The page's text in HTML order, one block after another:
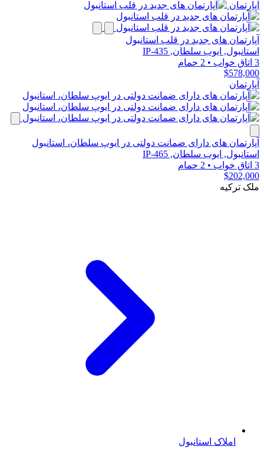
آپارتمان
آپارتمان های جدید در قلب استانبول
استانبول, ایوب سلطان, IP-435
3 اتاق خواب
• 2 حمام
$578,000
آپارتمان
آپارتمان های دارای ضمانت دولتی در ایوپ سلطان، استانبول
استانبول, ایوب سلطان, IP-465
3 اتاق خواب
• 2 حمام
$202,000
ملک ترکیه
املاک استانبول